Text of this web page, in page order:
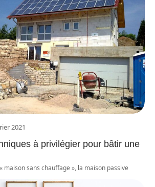
2021
à privilégier pour bâtir une
maison sans chauffage », la maison passive